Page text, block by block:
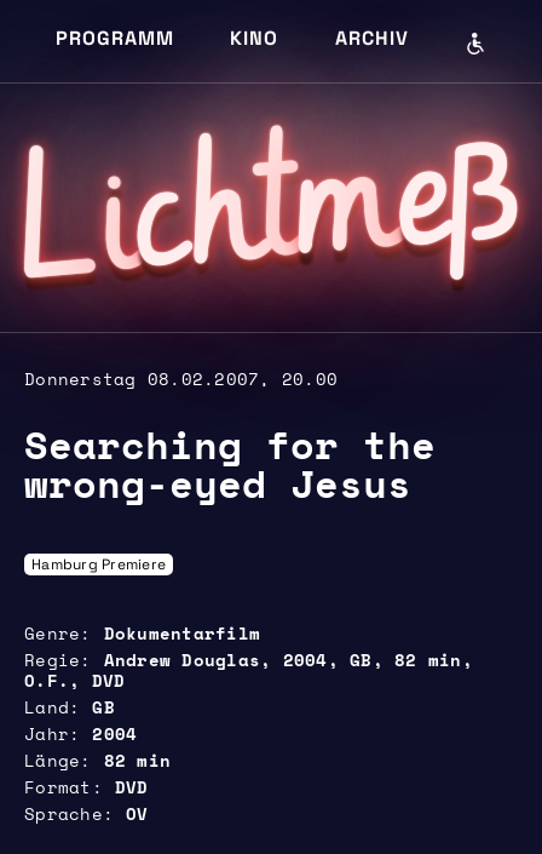
PROGRAMM KINO ARCHIV
Lichtmeß
Donnerstag 08.02.2007, 20.00
Searching for the
wrong-eyed Jesus
Hamburg Premiere
Genre
Dokumentarfilm
Regie
Andrew Douglas, 2004, GB, 82 min,
O.F., DVD
Land
GB
Jahr
2004
Länge
82 min
Format
DVD
Sprache
OV